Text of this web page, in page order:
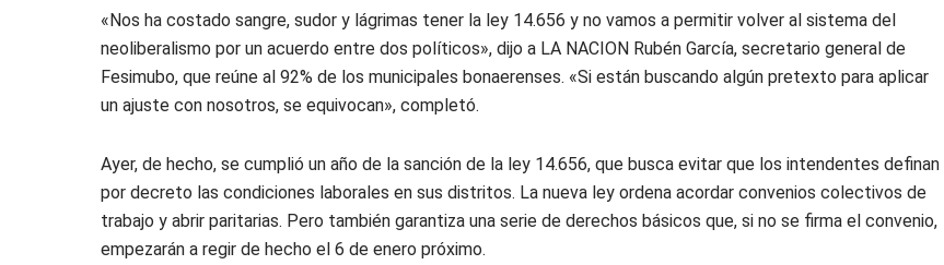
«Nos ha costado sangre, sudor y lágrimas tener la ley 14.656 y no vamos a permitir volver al sistema del
neoliberalismo por un acuerdo entre dos políticos», dijo a LA NACION Rubén García, secretario general de
Fesimubo, que reúne al 92% de los municipales bonaerenses. «Si están buscando algún pretexto para aplicar
un ajuste con nosotros, se equivocan», completó.
Ayer, de hecho, se cumplió un año de la sanción de la ley 14.656, que busca evitar que los intendentes definan
por decreto las condiciones laborales en sus distritos. La nueva ley ordena acordar convenios colectivos de
trabajo y abrir paritarias. Pero también garantiza una serie de derechos básicos que, si no se firma el convenio,
empezarán a regir de hecho el 6 de enero próximo.